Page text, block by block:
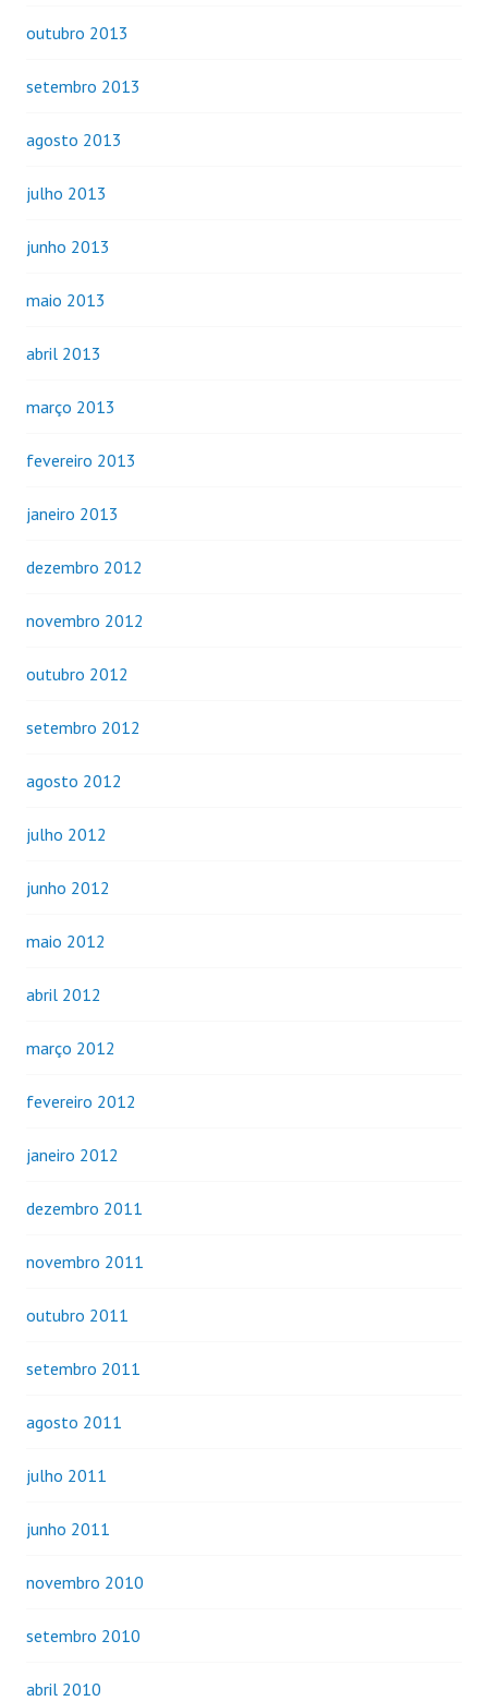
outubro 2013
setembro 2013
agosto 2013
julho 2013
junho 2013
maio 2013
abril 2013
março 2013
fevereiro 2013
janeiro 2013
dezembro 2012
novembro 2012
outubro 2012
setembro 2012
agosto 2012
julho 2012
junho 2012
maio 2012
abril 2012
março 2012
fevereiro 2012
janeiro 2012
dezembro 2011
novembro 2011
outubro 2011
setembro 2011
agosto 2011
julho 2011
junho 2011
novembro 2010
setembro 2010
abril 2010